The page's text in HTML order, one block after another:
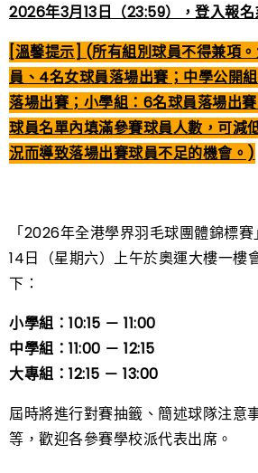
2026年3月13日（23:59），登入報
[溫馨提示] (所有組別球員不得兼項
員、4名女球員落場出賽；中學公開
落場出賽；小學組：6名球員落場出
球員名單內填滿參賽球員人數，可減
況而導致落場出賽球員不足的機會。)
「2026年全港學界羽毛球團體錦標
14日（星期六）上午於奧運大樓一樓
下：
小學組：10:15 － 11:00
中學組：11:00 － 12:15
大專組：12:15 － 13:00
屆時將進行對賽抽籤、簡述球隊注意
等，歡迎各參賽學校派代表出席。